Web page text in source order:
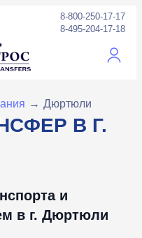
8-800-250-17-17
8-495-204-17-18
→ Дюртюли
В Г.
и
в г. Дюртюли